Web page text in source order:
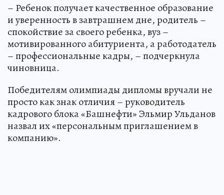
– Ребенок получает качественное образование
и уверенность в завтрашнем дне, родитель –
спокойствие за своего ребенка, вуз –
мотивированного абитуриента, а работодатель
– профессиональные кадры, – подчеркнула
чиновница.
Победителям олимпиады дипломы вручали не
просто как знак отличия – руководитель
кадрового блока «Башнефти» Эльмир Ульданов
назвал их «персональным приглашением в
компанию».